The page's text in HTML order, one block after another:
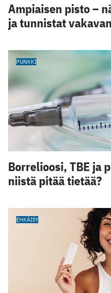
Ampiaisen pisto –
ja tunnistat
PUNKKI
Borrelioosi, TBE ja
niistä pitää tietää?
EHKÄISY